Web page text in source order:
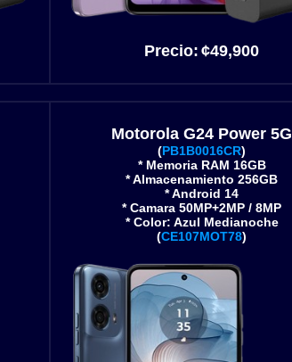
Precio: ¢49,900
Motorola G24 Power 5G
(PB1B0016CR)
* Memoria RAM 16GB
* Almacenamiento 256GB
* Android 14
* Camara 50MP+2MP / 8MP
* Color: Azul Medianoche
(CE107MOT78)